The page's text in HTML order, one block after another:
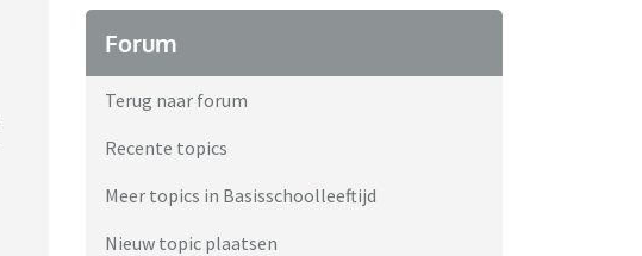
Forum
Terug naar forum
Recente topics
Meer topics in Basisschoolleeftijd
Nieuw topic plaatsen